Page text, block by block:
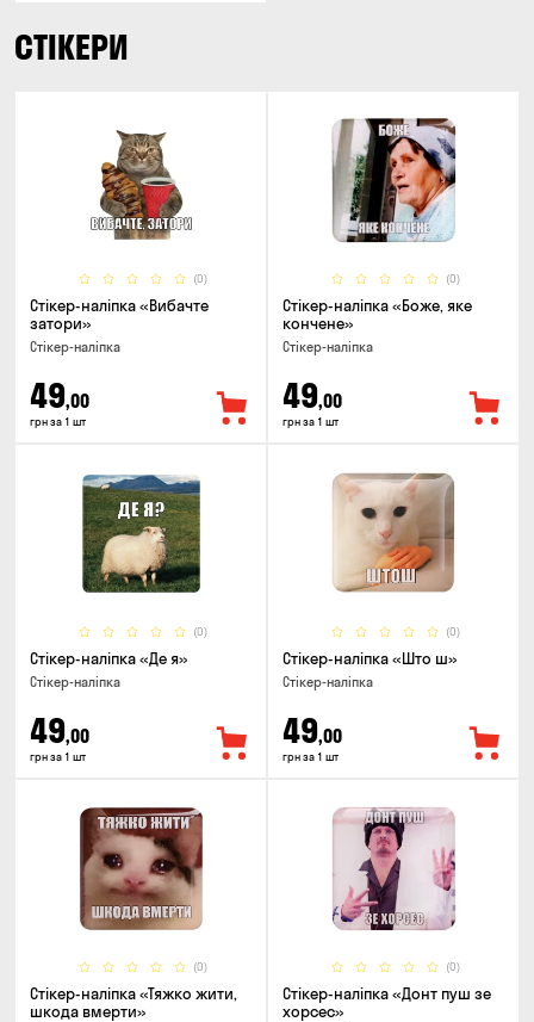
СТІКЕРИ
(0)
Стікер-наліпка «Вибачте
затори»
Стікер-наліпка
49,00
грн за 1 шт
(0)
Стікер-наліпка «Боже, яке
кончене»
Стікер-наліпка
49,00
грн за 1 шт
(0)
Стікер-наліпка «Де я»
Стікер-наліпка
49,00
грн за 1 шт
(0)
Стікер-наліпка «Што ш»
Стікер-наліпка
49,00
грн за 1 шт
(0)
Стікер-наліпка «Тяжко жити,
шкода вмерти»
(0)
Стікер-наліпка «Донт пуш зе
хорсес»